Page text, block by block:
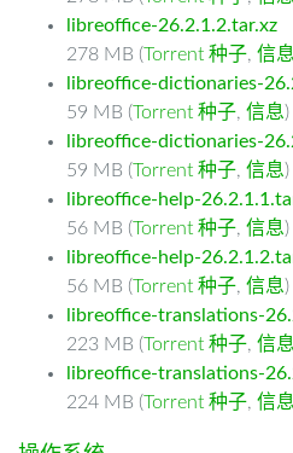
libreoffice-26.2.1.2.tar.xz
278 MB (Torrent 种子, 信息
libreoffice-dictionaries-
59 MB (Torrent 种子, 信息)
libreoffice-dictionaries-
59 MB (Torrent 种子, 信息)
libreoffice-help-
56 MB (Torrent 种子, 信息)
libreoffice-help-
56 MB (Torrent 种子, 信息)
libreoffice-translations-
223 MB (Torrent 种子, 信息
libreoffice-translations-
224 MB (Torrent 种子, 信息